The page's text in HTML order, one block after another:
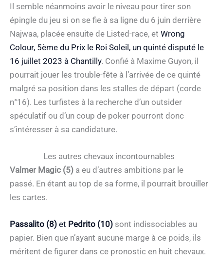
Il semble néanmoins avoir le niveau pour tirer son
épingle du jeu si on se fie à sa ligne du 6 juin derrière
Najwaa, placée ensuite de Listed-race, et Wrong
Colour, 5ème du Prix le Roi Soleil, un quinté disputé le
16 juillet 2023 à Chantilly. Confié à Maxime Guyon, il
pourrait jouer les trouble-fête à l’arrivée de ce quinté
malgré sa position dans les stalles de départ (corde
n°16). Les turfistes à la recherche d’un outsider
spéculatif ou d’un coup de poker pourront donc
s’intéresser à sa candidature.
Les autres chevaux incontournables
Valmer Magic (5) a eu d’autres ambitions par le
passé. En étant au top de sa forme, il pourrait brouiller
les cartes.
Passalito (8) et Pedrito (10) sont indissociables au
papier. Bien que n’ayant aucune marge à ce poids, ils
méritent de figurer dans ce pronostic en huit chevaux.